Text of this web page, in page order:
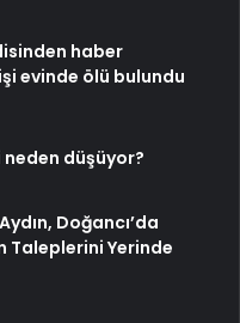
haber
evinde ölü bulundu
düşüyor?
Doğancı’da
Taleplerini Yerinde